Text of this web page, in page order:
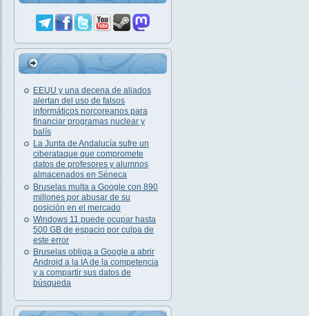
EEUU y una decena de aliados
alertan del uso de falsos
informáticos norcoreanos para
financiar programas nuclear y
balís
La Junta de Andalucía sufre un
ciberataque que compromete
datos de profesores y alumnos
almacenados en Séneca
Bruselas multa a Google con 890
millones por abusar de su
posición en el mercado
Windows 11 puede ocupar hasta
500 GB de espacio por culpa de
este error
Bruselas obliga a Google a abrir
Android a la IA de la competencia
y a compartir sus datos de
búsqueda